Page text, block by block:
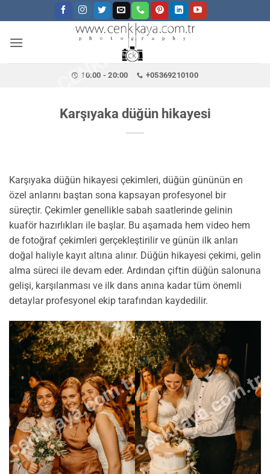
atla
CENKKAYA.COM.TR
10:00 - 20:00 +05369210100
Karşıyaka düğün hikayesi
Karşıyaka düğün hikayesi çekimleri, düğün gününün en
özel anlarını baştan sona kapsayan profesyonel bir
süreçtir. Çekimler genellikle sabah saatlerinde gelinin
kuaför hazırlıkları ile başlar. Bu aşamada hem video hem
de fotoğraf çekimleri gerçekleştirilir ve günün ilk anları
doğal haliyle kayıt altına alınır. Düğün hikayesi çekimi, gelin
alma süreci ile devam eder. Ardından çiftin düğün salonuna
gelişi, karşılanması ve ilk dans anına kadar tüm önemli
detaylar profesyonel ekip tarafından kaydedilir.
cenkkaya.com.trcenkkaya.com.tr